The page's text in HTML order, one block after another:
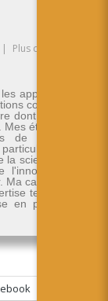
|
Plus de
applications
concrètes.
dont on peut
études en
de 30 ans
dans
science des
l'innovation -
carrière se
technique
en place de